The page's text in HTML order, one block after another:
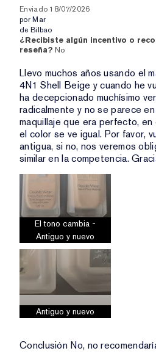
Enviado 18/07/2026
por Mar
de Bilbao
¿Recibiste algún incentivo o
reseña? No
Llevo muchos años usando el
4N1 Shell Beige y cuando he
ha decepcionado muchísimo
radicalmente y no se parece
maquillaje que era perfecto,
el color se ve igual. Por favor,
antigua, si no, nos veremos
similar en la competencia.
El tono cambia -
Antiguo y nuevo
Antiguo y nuevo
Conclusión No, no